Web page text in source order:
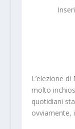
L’elezione
molto
quotidiani
ovviamente,